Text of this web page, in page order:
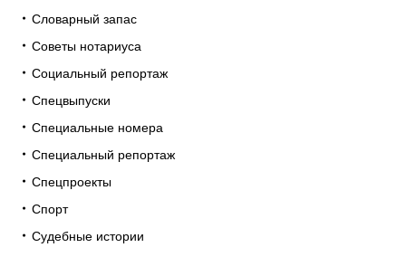
Словарный запас
Советы нотариуса
Социальный репортаж
Спецвыпуски
Специальные номера
Специальный репортаж
Спецпроекты
Спорт
Судебные истории